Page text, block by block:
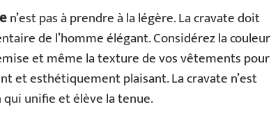
n’est pas à prendre à la légère. La cravate doit
de l’homme élégant. Considérez la couleur
et même la texture de vos vêtements pour
et esthétiquement plaisant. La cravate n’est
qui unifie et élève la tenue.